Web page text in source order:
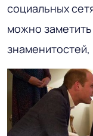
социальных
можно